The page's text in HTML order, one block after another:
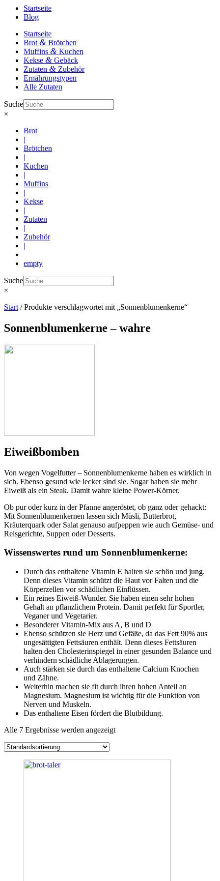
Startseite
Blog
Startseite
Brot & Brötchen
Muffins & Kuchen
Kekse & Gebäck
Zutaten & Zubehör
Ernährungstypen
Alle Zutaten
Suche
×
Brot
|
Brötchen
|
Kuchen
|
Muffins
|
Kekse
|
Zutaten
|
Zubehör
|
empty
Suche
×
Start / Produkte verschlagwortet mit „Sonnenblumenkerne“
Sonnenblumenkerne – wahre
Eiweißbomben
Von wegen Vogelfutter – Sonnenblumenkerne haben es wirklich in
sich. Ebenso gesund wie lecker sind sie. Sogar haben sie mehr
Eiweiß als ein Steak. Damit wahre kleine Power-Körner.
Ob pur oder kurz in der Pfanne angeröstet, ob ganz oder gehackt:
Mit Sonnenblumenkernen lassen sich Müsli, Butterbrot,
Kräuterquark oder Salat genauso aufpeppen wie auch Gemüse- und
Reisgerichte, Suppen oder Desserts.
Wissenswertes rund um Sonnenblumenkerne:
Durch das enthaltene Vitamin E halten sie schön und jung.
Denn dieses Vitamin schützt die Haut vor Falten und die
Körperzellen vor schädlichen Einflüssen.
Ein reines Eiweiß-Wunder. Sie haben einen sehr hohen
Gehalt an pflanzlichem Protein. Damit perfekt für Sportler,
Veganer und Vegetarier.
Besonderer Vitamin-Mix aus A, B und D
Ebenso schützen sie Herz und Gefäße, da das Fett 90% aus
ungesättigten Fettsäuren enthält. Denn dieses Fettsäuren
halten den Cholesterinspiegel in einer gesunden Balance und
verhindern schädliche Ablagerungen.
Auch stärken sie durch das enthaltene Calcium Knochen
und Zähne.
Weiterhin machen sie fit durch ihren hohen Anteil an
Magnesium. Magnesium ist wichtig für die Funktion von
Nerven und Muskeln.
Das enthaltene Eisen fördert die Blutbildung.
Alle 7 Ergebnisse werden angezeigt